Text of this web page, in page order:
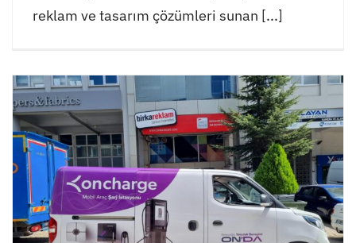
reklam ve tasarım çözümleri sunan [...]